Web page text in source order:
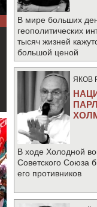
В мире больших
геополитических
тысяч жизней
большой ценой
ЯКОВ
В ходе Холодной
Советского Союза
его противников